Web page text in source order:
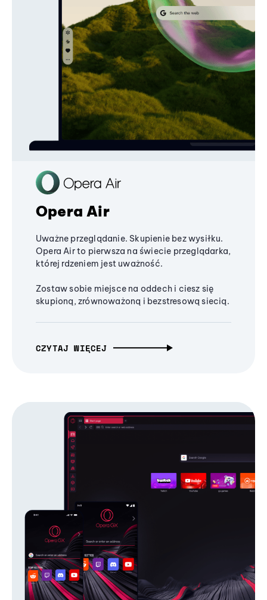
Opera Air
Uważne przeglądanie. Skupienie bez wysiłku.
Opera Air to pierwsza na świecie przeglądarka,
której rdzeniem jest uważność.
Zostaw sobie miejsce na oddech i ciesz się
skupioną, zrównoważoną i bezstresową siecią.
CZYTAJ WIĘCEJ